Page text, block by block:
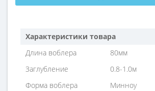
Характеристики товара
Длина воблера
80мм
Заглубление
0.8-1.0м
Форма воблера
Минноу